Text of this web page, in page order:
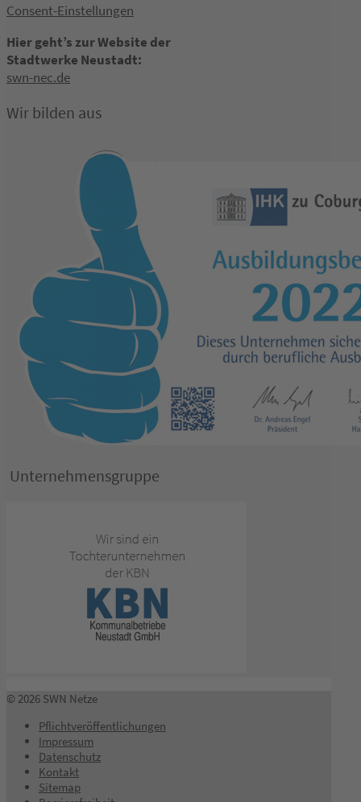
Consent-Einstellungen
Hier geht’s zur Website der
Stadtwerke Neustadt:
swn-nec.de
Wir bilden aus
Unternehmensgruppe
© 2026 SWN Netze
Pflichtveröffentlichungen
Impressum
Datenschutz
Kontakt
Sitemap